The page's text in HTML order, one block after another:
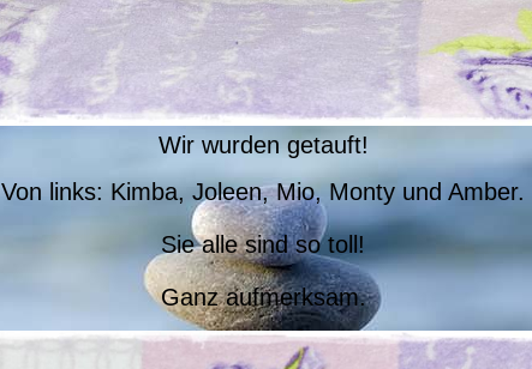
Wir wurden getauft!
Von links: Kimba, Joleen, Mio, Monty und Amber.
Sie alle sind so toll!
Ganz aufmerksam.